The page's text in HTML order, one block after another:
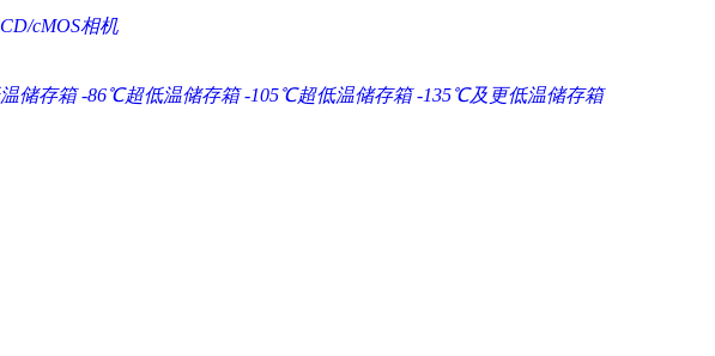
cMOS相机
储存箱 -86℃超低温储存箱 -105℃超低温储存箱 -135℃及更低温储存箱